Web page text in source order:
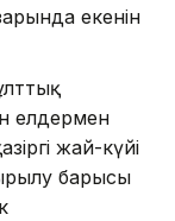
екенін
елдермен
жай-күйі
барысы